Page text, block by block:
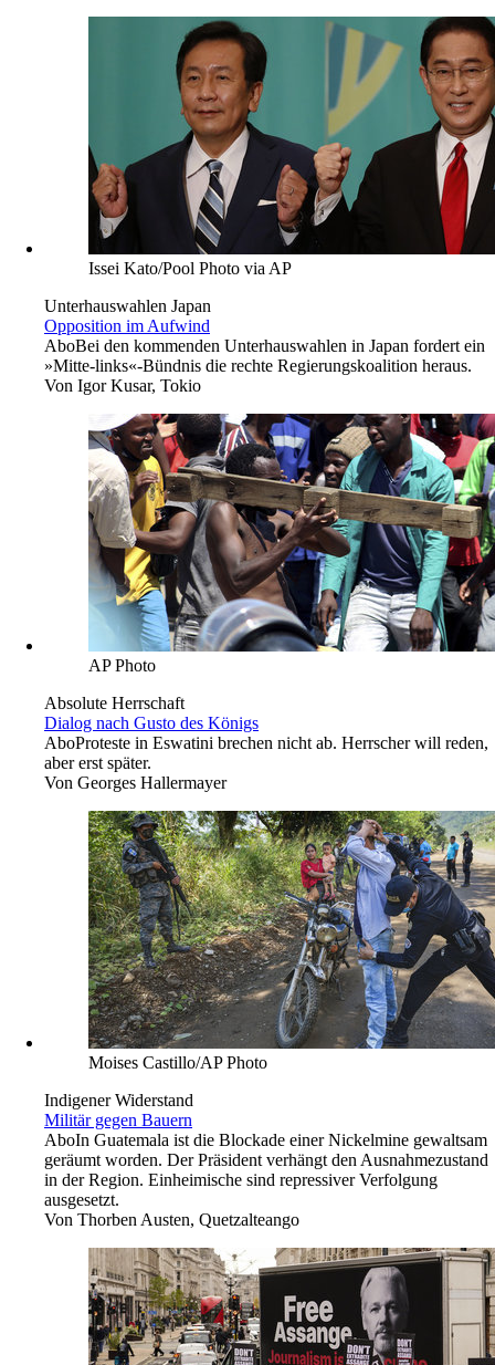
Issei Kato/Pool Photo via AP
Unterhauswahlen Japan
Opposition im Aufwind
AboBei den kommenden Unterhauswahlen in Japan fordert ein
»Mitte-links«-Bündnis die rechte Regierungskoalition heraus.
Von Igor Kusar, Tokio
AP Photo
Absolute Herrschaft
Dialog nach Gusto des Königs
AboProteste in Eswatini brechen nicht ab. Herrscher will reden,
aber erst später.
Von Georges Hallermayer
Moises Castillo/AP Photo
Indigener Widerstand
Militär gegen Bauern
AboIn Guatemala ist die Blockade einer Nickelmine gewaltsam
geräumt worden. Der Präsident verhängt den Ausnahmezustand
in der Region. Einheimische sind repressiver Verfolgung
ausgesetzt.
Von Thorben Austen, Quetzalteango